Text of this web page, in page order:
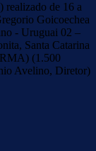
realizado de 16 a
Goicoechea
- Uruguai 02 –
Santa Catarina
(1.500
Avelino, Diretor)